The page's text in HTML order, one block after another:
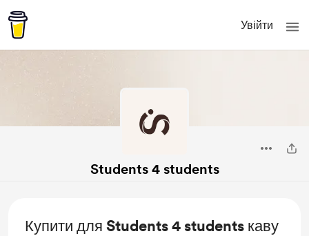
Увійти
Students 4 students
Купити для Students 4 students каву